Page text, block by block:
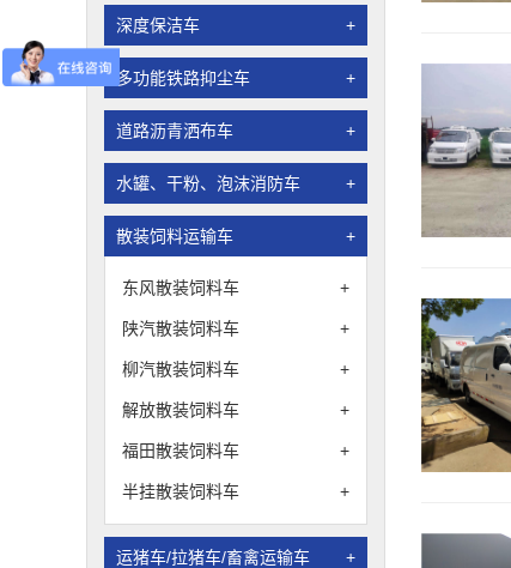
深度保洁车 +
多功能铁路抑尘车 +
道路沥青洒布车 +
水罐、干粉、泡沫消防车 +
散装饲料运输车 +
东风散装饲料车 +
陕汽散装饲料车 +
柳汽散装饲料车 +
解放散装饲料车 +
福田散装饲料车 +
半挂散装饲料车 +
运猪车/拉猪车/畜禽运输车 +